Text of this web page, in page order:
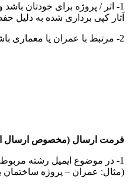
1- اثر / پروژه برای خودتان
آثار کپی برداری شده به دلیل
2- مرتبط با عمران یا معماری باشد.
فرمت ارسال (مخصوص ارسال
1- در موضوع ایمیل رشته
(مثال: عمران – پروژه ساختمان